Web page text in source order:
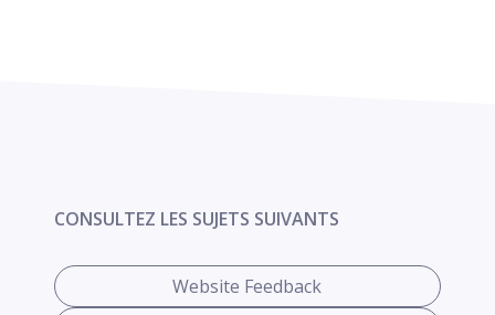
CONSULTEZ LES SUJETS SUIVANTS
Website Feedback